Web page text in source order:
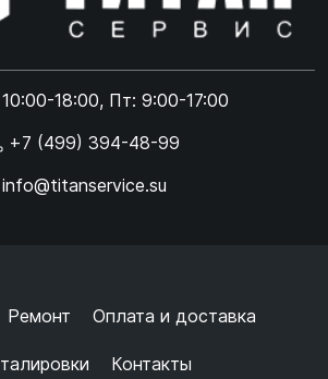
18:00, Пт: 9:00-17:00
+7 (499) 394-48-99
info@titanservice.su
Ремонт Оплата и доставка
Контакты